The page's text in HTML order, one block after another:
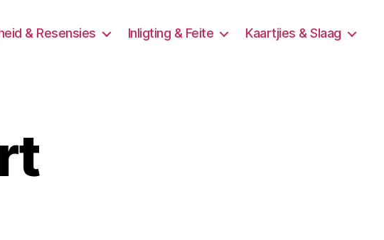
& Resensies Inligting & Feite Kaartjies & Slaag